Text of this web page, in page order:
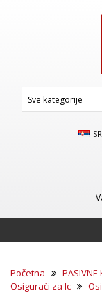
Početna PASIVNE
Osigurači za Ic